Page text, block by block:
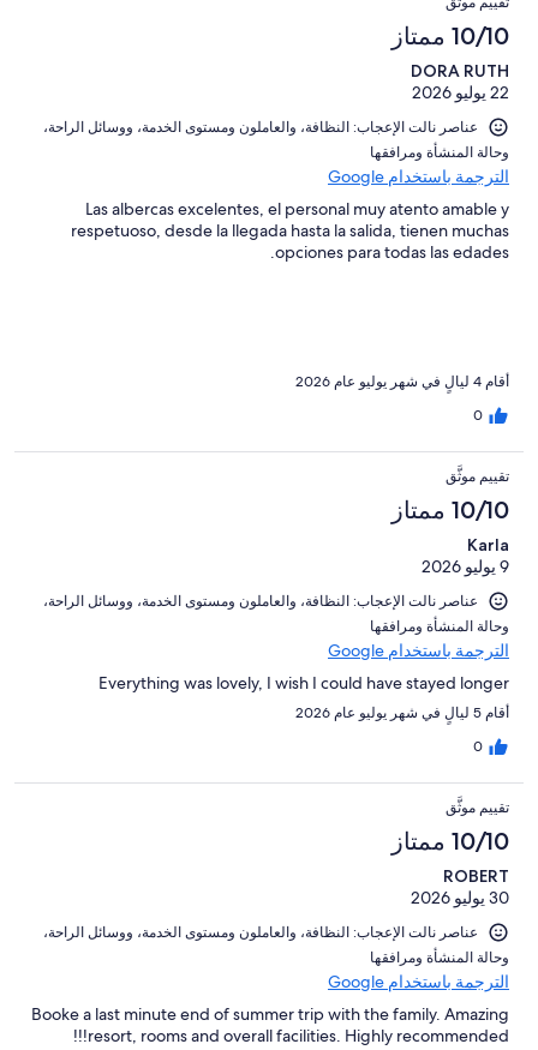
النزلاء
من
تقييمات
النزلاء
أصل
305
من
تقييمات
النزلاء
10/10 ممتاز
DORA RUTH
22 يوليو 2026
عناصر نالت الإعجاب: ⁦النظافة⁩، و⁦العاملون ومستوى الخدمة⁩، و⁦وسائل الراحة⁩،
الترجمة باستخدام Google
Las albercas excelentes, el personal muy atento amable y
respetuoso, desde la llegada hasta la salida, tienen muchas
opciones para todas las edades.
أقام 4 ليالٍ في شهر يوليو عام 2026
0
تقييم موثَّق
10/10 ممتاز
Karla
9 يوليو 2026
عناصر نالت الإعجاب: ⁦النظافة⁩، و⁦العاملون ومستوى الخدمة⁩، و⁦وسائل الراحة⁩،
الترجمة باستخدام Google
Everything was lovely, I wish I could have stayed longer
أقام 5 ليالٍ في شهر يوليو عام 2026
0
تقييم موثَّق
10/10 ممتاز
ROBERT
30 يوليو 2026
عناصر نالت الإعجاب: ⁦النظافة⁩، و⁦العاملون ومستوى الخدمة⁩، و⁦وسائل الراحة⁩،
الترجمة باستخدام Google
Booke a last minute end of summer trip with the family. Amazing
resort, rooms and overall facilities. Highly recommended!!!